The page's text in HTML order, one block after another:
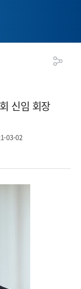
신임 회장
03-02